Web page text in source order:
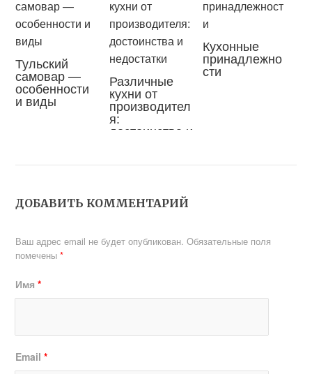
Тульский
самовар —
особенности
и виды
Различные
кухни от
производител
я:
достоинства и
Кухонные
принадлежно
сти
ДОБАВИТЬ КОММЕНТАРИЙ
Ваш адрес email не будет опубликован. Обязательные поля
помечены*
Имя*
Email*